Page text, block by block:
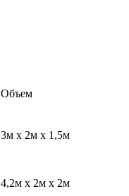
Объем
3м х 2м х 1,5м
4,2м х 2м х 2м